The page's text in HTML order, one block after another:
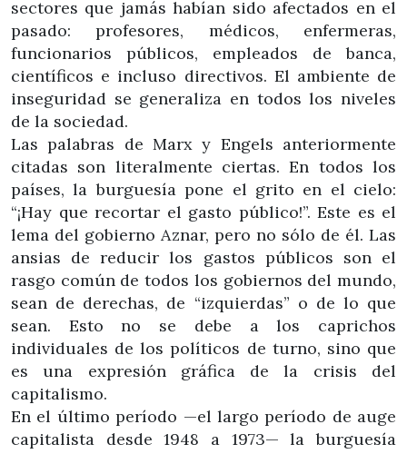
sectores que jamás habían sido afectados en el
pasado: profesores, médicos, enfermeras,
funcionarios públicos, empleados de banca,
científicos e incluso directivos. El ambiente de
inseguridad se generaliza en todos los niveles
de la sociedad.
Las palabras de Marx y Engels anteriormente
citadas son literalmente ciertas. En todos los
países, la burguesía pone el grito en el cielo:
“¡Hay que recortar el gasto público!”. Este es el
lema del gobierno Aznar, pero no sólo de él. Las
ansias de reducir los gastos públicos son el
rasgo común de todos los gobiernos del mundo,
sean de derechas, de “izquierdas” o de lo que
sean. Esto no se debe a los caprichos
individuales de los políticos de turno, sino que
es una expresión gráfica de la crisis del
capitalismo.
En el último período —el largo período de auge
capitalista desde 1948 a 1973— la burguesía